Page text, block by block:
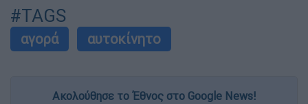
#TAGS
αγορά αυτοκίνητο
Ακολούθησε το Έθνος στο Google News!